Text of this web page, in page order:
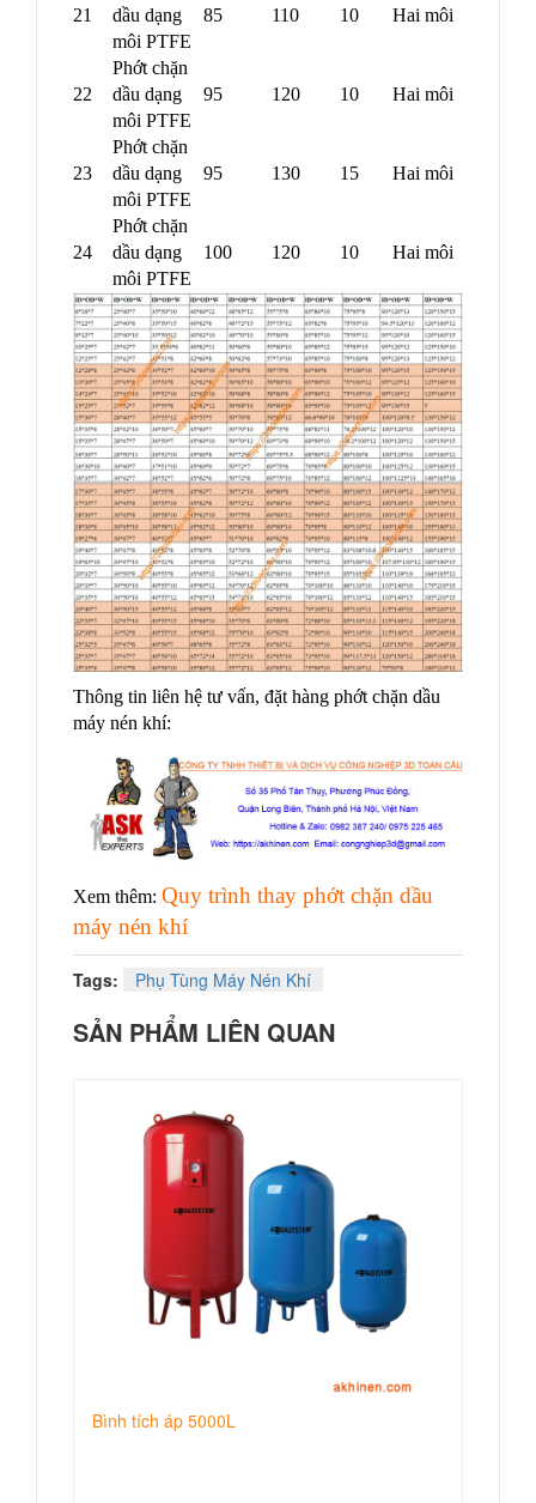
21
dầu dạng
môi PTFE
85 110 10 Hai môi
22
Phớt chặn
dầu dạng
môi PTFE
95 120 10 Hai môi
23
Phớt chặn
dầu dạng
môi PTFE
95 130 15 Hai môi
24
Phớt chặn
dầu dạng
môi PTFE
100 120 10 Hai môi
Thông tin liên hệ tư vấn, đặt hàng phớt chặn dầu
máy nén khí:
Xem thêm: Quy trình thay phớt chặn dầu
máy nén khí
Tags: Phụ Tùng Máy Nén Khí
SẢN PHẨM LIÊN QUAN
Bình tích áp 5000L